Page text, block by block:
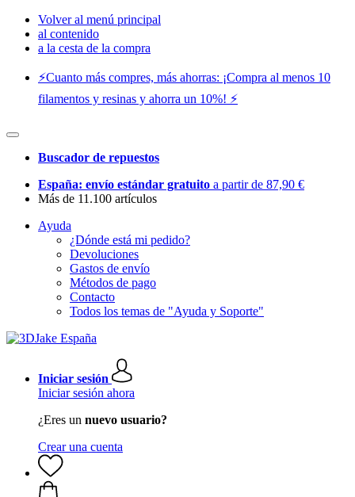
Volver al menú principal
al contenido
a la cesta de la compra
⚡️Cuanto más compres, más ahorras: ¡Compra al menos 10
filamentos y resinas y ahorra un 10%! ⚡️
Buscador de repuestos
España: envío estándar gratuito a partir de 87,90 €
Más de 11.100 artículos
Ayuda
¿Dónde está mi pedido?
Devoluciones
Gastos de envío
Métodos de pago
Contacto
Todos los temas de "Ayuda y Soporte"
Iniciar sesión
Iniciar sesión ahora
¿Eres un nuevo usuario?
Crear una cuenta